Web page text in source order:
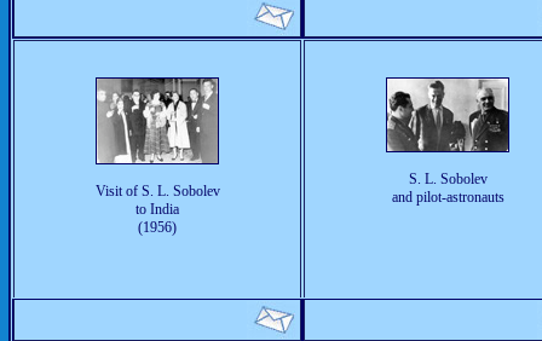
Visit of S. L. Sobolev
to India
(1956)
S. L. Sobolev
and pilot-astronauts